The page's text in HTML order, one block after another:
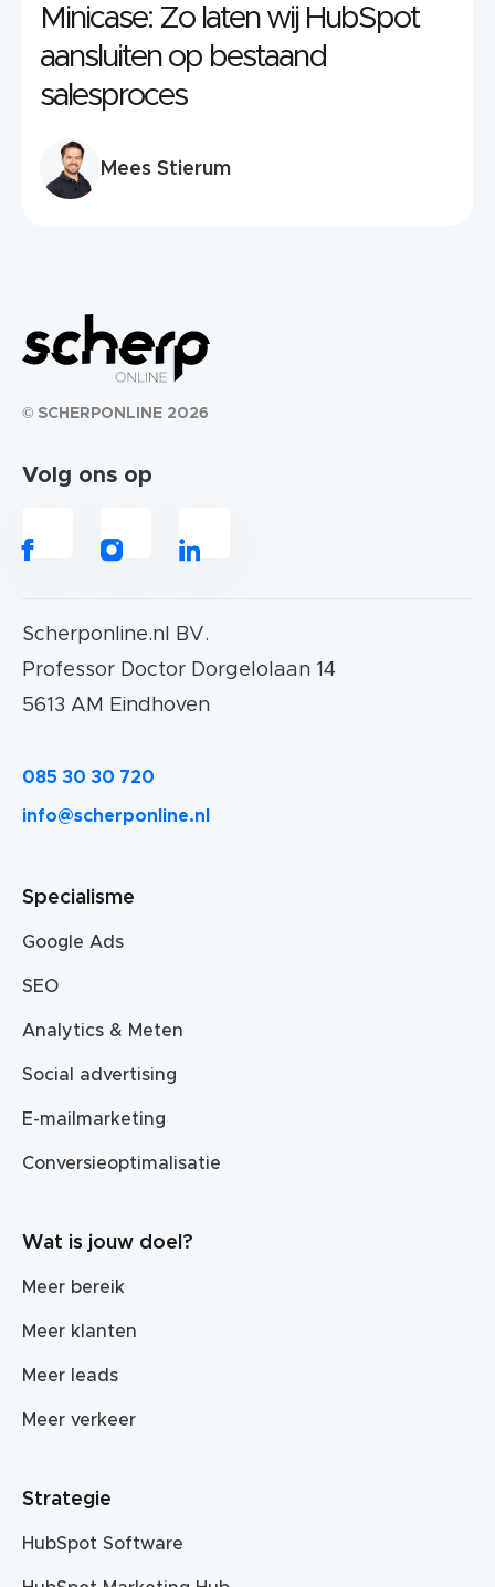
Minicase: Zo laten wij HubSpot
aansluiten op bestaand
salesproces
Mees Stierum
© SCHERPONLINE 2026
Volg ons op
Scherponline.nl BV.
Professor Doctor Dorgelolaan 14
5613 AM Eindhoven
085 30 30 720
info@scherponline.nl
Specialisme
Google Ads
SEO
Analytics & Meten
Social advertising
E-mailmarketing
Conversieoptimalisatie
Wat is jouw doel?
Meer bereik
Meer klanten
Meer leads
Meer verkeer
Strategie
HubSpot Software